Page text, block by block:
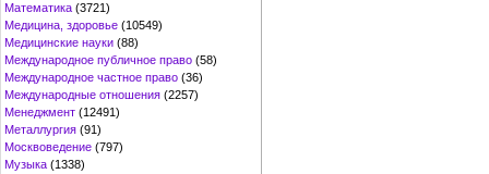
Математика (3721)
Медицина, здоровье (10549)
Медицинские науки (88)
Международное публичное право (58)
Международное частное право (36)
Международные отношения (2257)
Менеджмент (12491)
Металлургия (91)
Москвоведение (797)
Музыка (1338)